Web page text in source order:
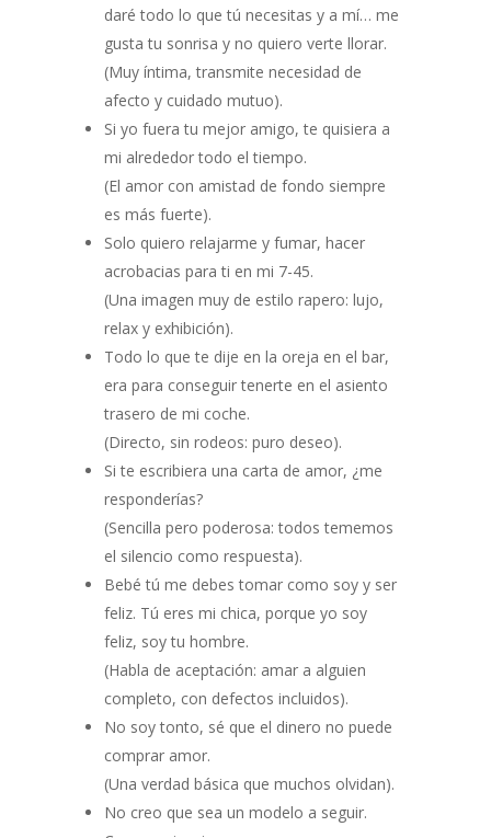
daré todo lo que tú necesitas y a mí… me
gusta tu sonrisa y no quiero verte llorar.
(Muy íntima, transmite necesidad de
afecto y cuidado mutuo).
Si yo fuera tu mejor amigo, te quisiera a
mi alrededor todo el tiempo.
(El amor con amistad de fondo siempre
es más fuerte).
Solo quiero relajarme y fumar, hacer
acrobacias para ti en mi 7-45.
(Una imagen muy de estilo rapero: lujo,
relax y exhibición).
Todo lo que te dije en la oreja en el bar,
era para conseguir tenerte en el asiento
trasero de mi coche.
(Directo, sin rodeos: puro deseo).
Si te escribiera una carta de amor, ¿me
responderías?
(Sencilla pero poderosa: todos tememos
el silencio como respuesta).
Bebé tú me debes tomar como soy y ser
feliz. Tú eres mi chica, porque yo soy
feliz, soy tu hombre.
(Habla de aceptación: amar a alguien
completo, con defectos incluidos).
No soy tonto, sé que el dinero no puede
comprar amor.
(Una verdad básica que muchos olvidan).
No creo que sea un modelo a seguir.